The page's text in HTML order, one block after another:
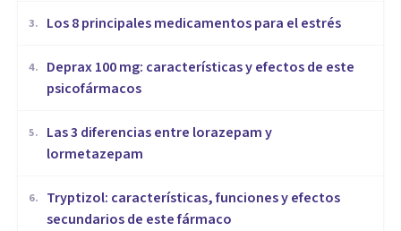
3. Los 8 principales medicamentos para el estrés
4.
Deprax 100 mg: características y efectos de este
psicofármacos
5.
Las 3 diferencias entre lorazepam y
lormetazepam
6.
Tryptizol: características, funciones y efectos
secundarios de este fármaco